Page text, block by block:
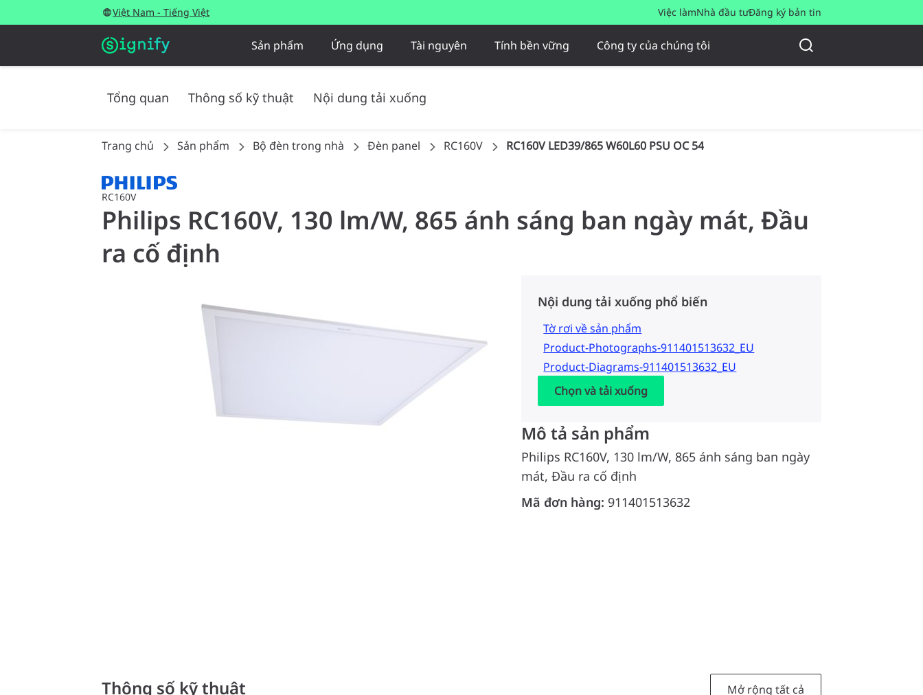
Việt Nam - Tiếng Việt Việc làmNhà đầu tưĐăng ký bản tin
Sản phẩm Ứng dụng Tài nguyên Tính bền vững Công ty của chúng tôi
Tổng quan Thông số kỹ thuật Nội dung tải xuống
Trang chủ Sản phẩm Bộ đèn trong nhà Đèn panel RC160V RC160V LED39/865 W60L60 PSU OC 54
RC160V
Philips RC160V, 130 lm/W, 865 ánh sáng ban ngày mát, Đầu
ra cố định
Nội dung tải xuống phổ biến
Tờ rơi về sản phẩm
Product-Photographs-911401513632_EU
Product-Diagrams-911401513632_EU
Chọn và tải xuống
Mô tả sản phẩm
Philips RC160V, 130 lm/W, 865 ánh sáng ban ngày
mát, Đầu ra cố định
Mã đơn hàng: 911401513632
Thông số kỹ thuật Mở rộng tất cả